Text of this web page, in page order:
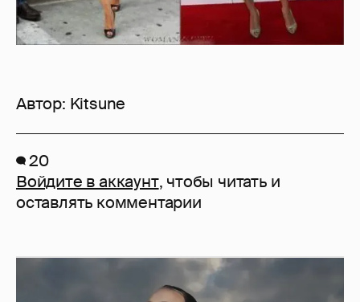
Автор: Kitsune
20
Войдите в аккаунт, чтобы читать и
оставлять комментарии